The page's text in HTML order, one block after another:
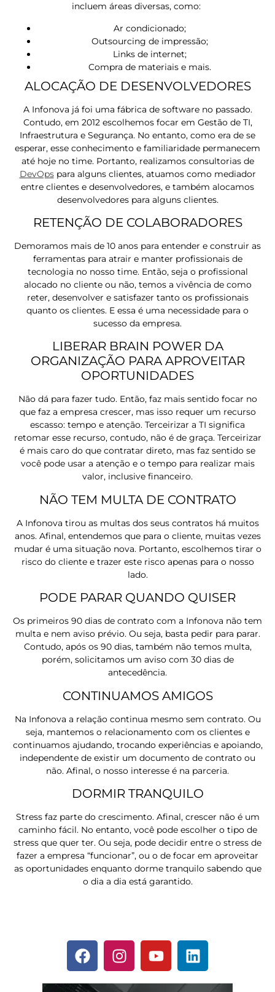
incluem áreas diversas, como:
Ar condicionado;
Outsourcing de impressão;
Links de internet;
Compra de materiais e mais.
ALOCAÇÃO DE DESENVOLVEDORES
A Infonova já foi uma fábrica de software no passado.
Contudo, em 2012 escolhemos focar em Gestão de TI,
Infraestrutura e Segurança. No entanto, como era de se
esperar, esse conhecimento e familiaridade permanecem
até hoje no time. Portanto, realizamos consultorias de
DevOpspara alguns clientes, atuamos como mediador
entre clientes e desenvolvedores, e também alocamos
desenvolvedores para alguns clientes.
RETENÇÃO DE COLABORADORES
Demoramos mais de 10 anos para entender e construir as
ferramentas para atrair e manter profissionais de
tecnologia no nosso time. Então, seja o profissional
alocado no cliente ou não, temos a vivência de como
reter, desenvolver e satisfazer tanto os profissionais
quanto os clientes. E essa é uma necessidade para o
sucesso da empresa.
LIBERAR BRAIN POWER DA
ORGANIZAÇÃO PARA APROVEITAR
OPORTUNIDADES
Não dá para fazer tudo. Então, faz mais sentido focar no
que faz a empresa crescer, mas isso requer um recurso
escasso: tempo e atenção. Terceirizar a TI significa
retomar esse recurso, contudo, não é de graça. Terceirizar
é mais caro do que contratar direto, mas faz sentido se
você pode usar a atenção e o tempo para realizar mais
valor, inclusive financeiro.
NÃO TEM MULTA DE CONTRATO
A Infonova tirou as multas dos seus contratos há muitos
anos. Afinal, entendemos que para o cliente, muitas vezes
mudar é uma situação nova. Portanto, escolhemos tirar o
risco do cliente e trazer este risco apenas para o nosso
lado.
PODE PARAR QUANDO QUISER
Os primeiros 90 dias de contrato com a Infonova não tem
multa e nem aviso prévio. Ou seja, basta pedir para parar.
Contudo, após os 90 dias, também não temos multa,
porém, solicitamos um aviso com 30 dias de
antecedência.
CONTINUAMOS AMIGOS
Na Infonova a relação continua mesmo sem contrato. Ou
seja, mantemos o relacionamento com os clientes e
continuamos ajudando, trocando experiências e apoiando,
independente de existir um documento de contrato ou
não. Afinal, o nosso interesse é na parceria.
DORMIR TRANQUILO
Stress faz parte do crescimento. Afinal, crescer não é um
caminho fácil. No entanto, você pode escolher o tipo de
stress que quer ter. Ou seja, pode decidir entre o stress de
fazer a empresa “funcionar”, ou o de focar em aproveitar
as oportunidades enquanto dorme tranquilo sabendo que
o dia a dia está garantido.